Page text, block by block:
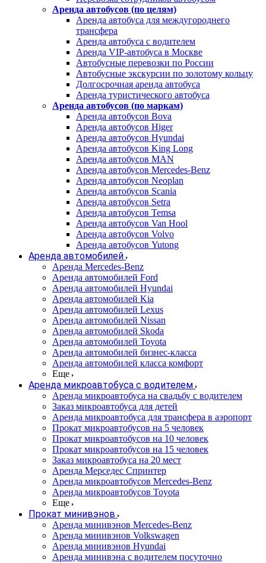
Аренда автобусов (по целям)
Аренда автобуса для междугороднего
трансфера
Аренда автобуса с водителем
Аренда VIP-автобуса в Москве
Автобусные перевозки по России
Автобусные экскурсии по золотому кольцу
Долгосрочная аренда автобуса
Аренда туристического автобуса
Аренда автобусов (по маркам)
Аренда автобусов Bova
Аренда автобусов Higer
Аренда автобусов Hyundai
Аренда автобусов King Long
Аренда автобусов MAN
Аренда автобусов Mercedes-Benz
Аренда автобусов Neoplan
Аренда автобусов Scania
Аренда автобусов Setra
Аренда автобусов Temsa
Аренда автобусов Van Hool
Аренда автобусов Volvo
Аренда автобусов Yutong
Аренда автомобилей
Аренда Mercedes-Benz
Аренда автомобилей Ford
Аренда автомобилей Hyundai
Аренда автомобилей Kia
Аренда автомобилей Lexus
Аренда автомобилей Nissan
Аренда автомобилей Skoda
Аренда автомобилей Toyota
Аренда автомобилей бизнес-класса
Аренда автомобилей класса комфорт
Еще
Аренда микроавтобуса с водителем
Аренда микроавтобуса на свадьбу с водителем
Заказ микроавтобуса для детей
Аренда микроавтобуса для трансфера в аэропорт
Прокат микроавтобусов на 5 человек
Прокат микроавтобусов на 10 человек
Прокат микроавтобусов на 15 человек
Заказ микроавтобуса на 20 мест
Аренда Мерседес Спринтер
Аренда микроавтобусов Mercedes-Benz
Аренда микроавтобусов Toyota
Еще
Прокат минивэнов
Аренда минивэнов Mercedes-Benz
Аренда минивэнов Volkswagen
Аренда минивэнов Hyundai
Аренда минивэна с водителем посуточно